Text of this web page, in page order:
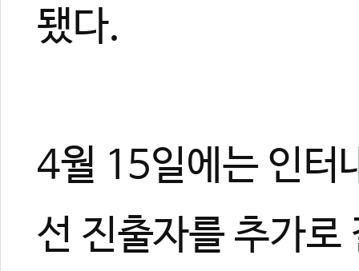
됐다.
4월 15일에는 인터
선 진출자를 추가